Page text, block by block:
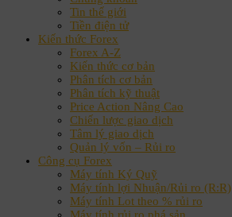
Tin thế giới
Tiền điện tử
Kiến thức Forex
Forex A-Z
Kiến thức cơ bản
Phân tích cơ bản
Phân tích kỹ thuật
Price Action Nâng Cao
Chiến lược giao dịch
Tâm lý giao dịch
Quản lý vốn – Rủi ro
Công cụ Forex
Máy tính Ký Quỹ
Máy tính lợi Nhuận/Rủi ro (R:R)
Máy tính Lot theo % rủi ro